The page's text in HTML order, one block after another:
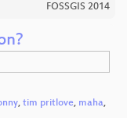
FOSSGIS 2014
, tim pritlove, maha,